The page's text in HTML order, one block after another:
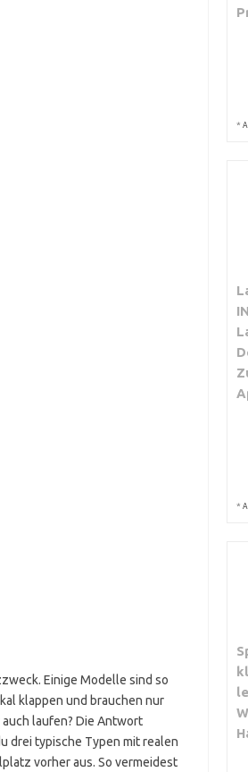
Einige Modelle sind so
klappen und brauchen nur
laufen? Die Antwort
drei typische Typen mit realen
vorher aus. So vermeidest
*
*